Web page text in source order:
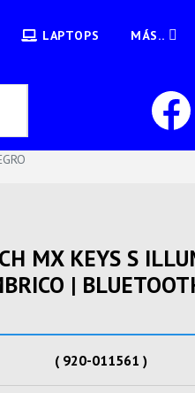
LAPTOPS MÁS..
MX KEYS S
|
( 920-011561 )